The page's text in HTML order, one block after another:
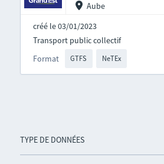
TYPE DE DONNÉES
Aube
créé le 03/01/2023
Format GTFS NeTEx
Transport public collectif